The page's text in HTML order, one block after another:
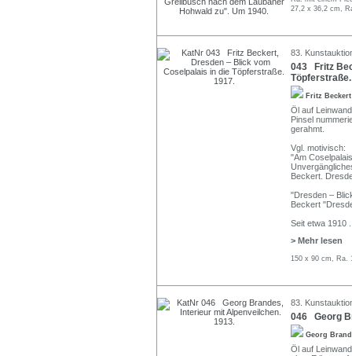
27,2 x 36,2 cm,
83.
043 Fritz
Fritz
Öl auf
Pinsel
gerahmt.
Vgl. motivisch:
"Am
Beckert.
"Dresden –
Beckert
Seit etwa 1910
> Mehr lesen
150 x 90 cm, Ra.
83.
046 Georg
Georg
Öl auf